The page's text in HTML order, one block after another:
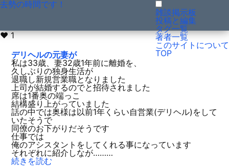
去勢の時間です！
雑談掲示板
投稿と編集
タグ一覧
著者一覧
このサイトについて
TOP
←001002003004005 006
投稿：2026.06.13
♥ 1
デリヘルの元妻が
私は33歳、妻32歳1年前に離婚を、
久しぶりの独身生活が
退職し新規営業職となりました
上司が結婚するのでと招待されました
席は1番奥の端っこ
結構盛り上がっていました
話の中では奥様は以前1年くらい自営業(デリヘル)をして
いたそうで
同僚のお下がりだそうです
仕事では
俺のアシスタントをしてくれる事になっています
それぞれに紹介しなが………
続きを読む